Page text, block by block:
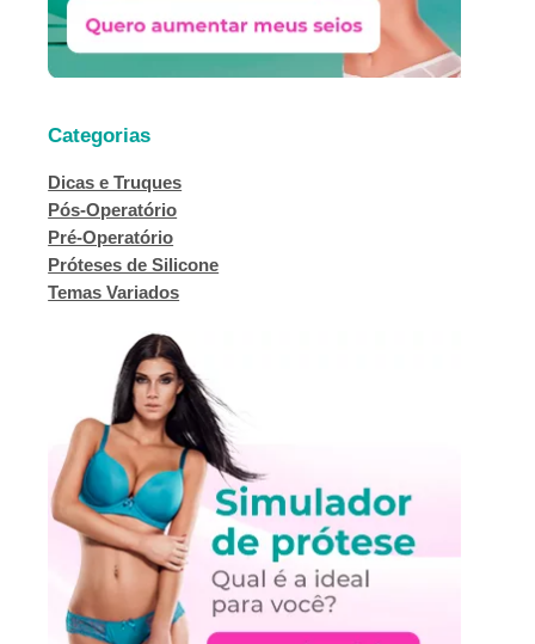
Categorias
Dicas e Truques
Pós-Operatório
Pré-Operatório
Próteses de Silicone
Temas Variados